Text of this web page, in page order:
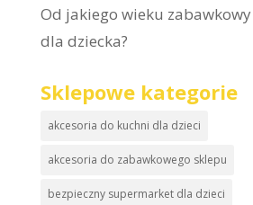
Od jakiego wieku
dla dziecka?
Sklepowe kategorie
akcesoria do kuchni dla dzieci
akcesoria do zabawkowego sklepu
bezpieczny supermarket dla dzieci